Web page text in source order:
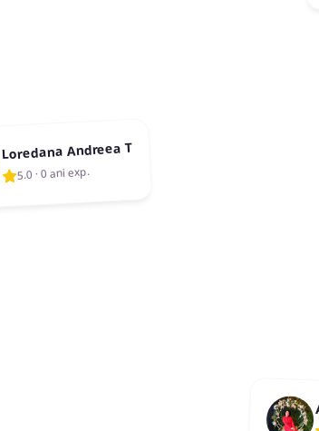
Loredana Andreea T
5.0 · 0 ani exp.